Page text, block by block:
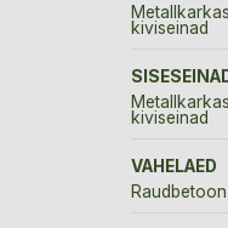
kiviseinad
kiviseinad
VAHELAED
Raudbetoon